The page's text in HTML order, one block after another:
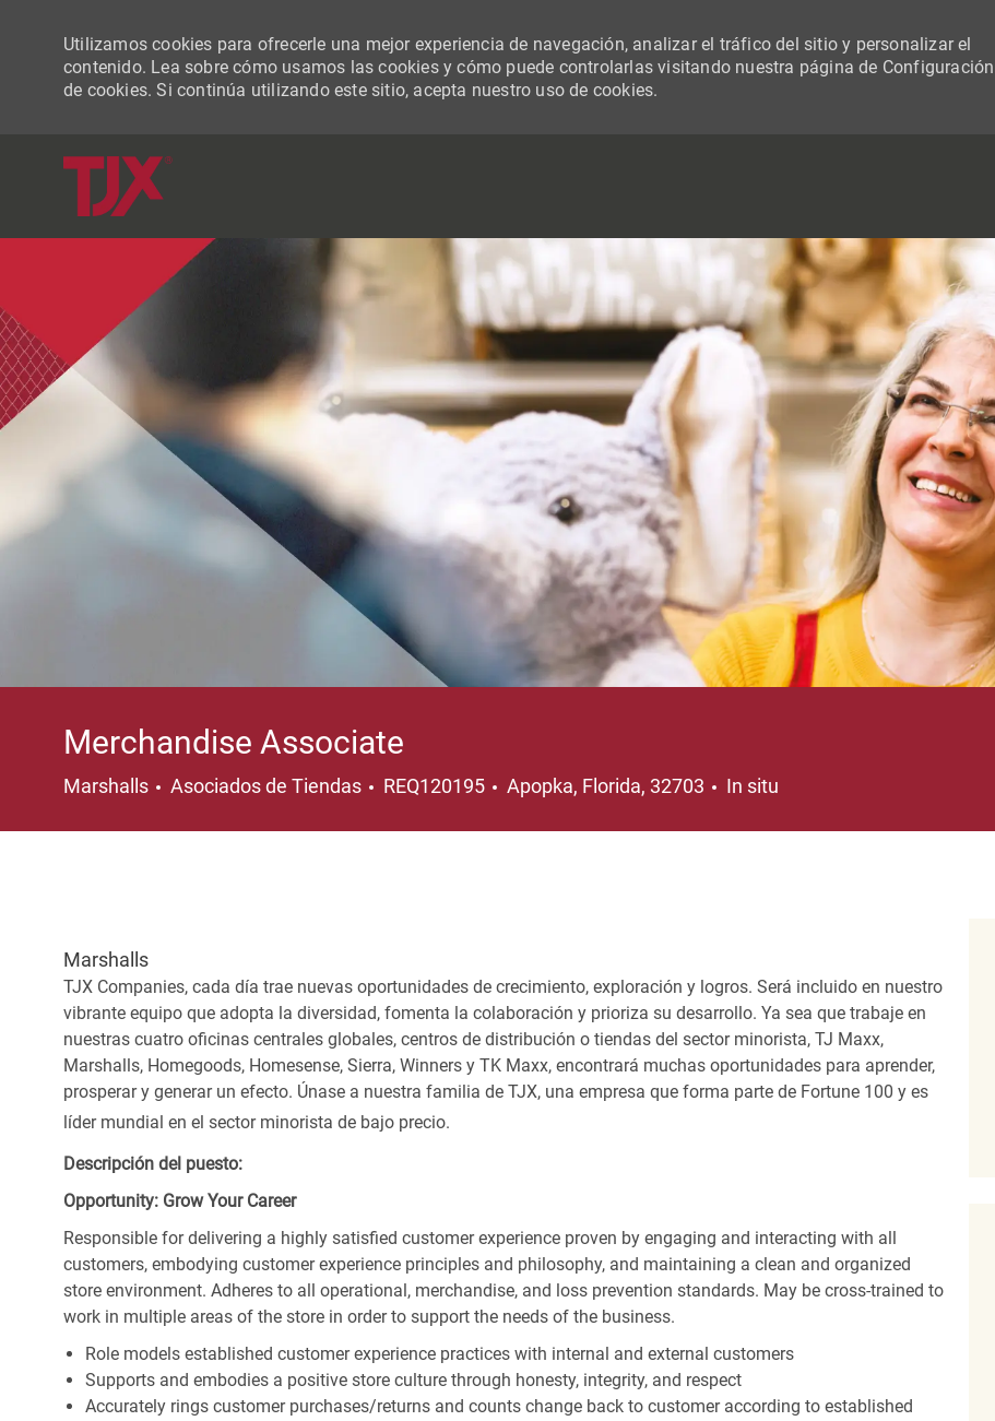
Utilizamos cookies para ofrecerle una mejor experiencia de navegación, analizar el tráfico del sitio y personalizar el
contenido. Lea sobre cómo usamos las cookies y cómo puede controlarlas visitando nuestra página de Configuración
de cookies. Si continúa utilizando este sitio, acepta nuestro uso de cookies.
Merchandise Associate
Marshalls Categoría
Asociados de Tiendas REQ120195 Ubicación
Apopka, Florida, 32703 In situ
Marshalls
TJX Companies, cada día trae nuevas oportunidades de crecimiento, exploración y logros. Será incluido en nuestro
vibrante equipo que adopta la diversidad, fomenta la colaboración y prioriza su desarrollo. Ya sea que trabaje en
nuestras cuatro oficinas centrales globales, centros de distribución o tiendas del sector minorista, TJ Maxx,
Marshalls, Homegoods, Homesense, Sierra, Winners y TK Maxx, encontrará muchas oportunidades para aprender,
prosperar y generar un efecto. Únase a nuestra familia de TJX, una empresa que forma parte de Fortune 100 y es
líder mundial en el sector minorista de bajo precio.
Descripción del puesto:
Opportunity: Grow Your Career
Responsible for delivering a highly satisfied customer experience proven by engaging and interacting with all
customers, embodying customer experience principles and philosophy, and maintaining a clean and organized
store environment. Adheres to all operational, merchandise, and loss prevention standards. May be cross-trained to
work in multiple areas of the store in order to support the needs of the business.
Role models established customer experience practices with internal and external customers
Supports and embodies a positive store culture through honesty, integrity, and respect
Accurately rings customer purchases/returns and counts change back to customer according to established